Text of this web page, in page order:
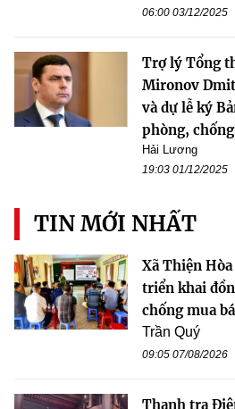
06:00 03/12/2025
Trợ lý Tổng
Mironov
và dự lễ ký
phòng,
Hải Lương
19:03 01/12/2025
TIN MỚI NHẤT
Xã Thiện
triển khai
chống mua
Trần Quý
09:05 07/08/2026
Thanh tra